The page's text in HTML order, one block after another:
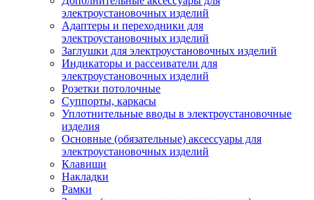
электроустановочных изделий
Адаптеры и переходники для
электроустановочных изделий
Заглушки для электроустановочных изделий
Индикаторы и рассеиватели для
электроустановочных изделий
Розетки потолочные
Суппорты, каркасы
Уплотнительные вводы в электроустановочные
изделия
Основные (обязательные) аксессуары для
электроустановочных изделий
Клавиши
Накладки
Рамки